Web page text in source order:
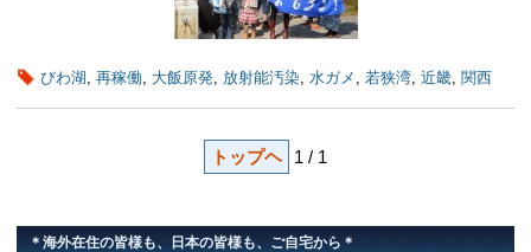
びわ湖, 再稼働, 大飯原発, 放射能汚染, 水ガメ , 若狭湾, 近畿, 関西
トップヘ 1 / 1
＊海外在住の皆様も、日本の皆様も、ご自宅から＊